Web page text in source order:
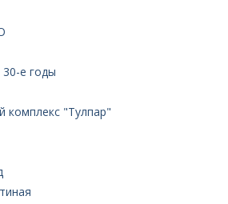
30-е годы
комплекс "Тулпар"